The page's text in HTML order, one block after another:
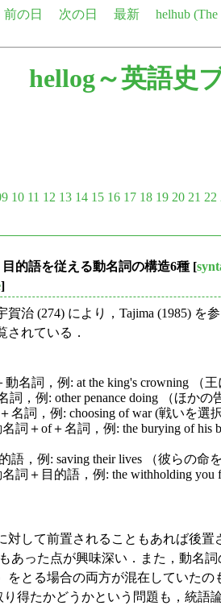
前の日 次の日 最新
helhub
hellog～英語史
10 11 12 13 14 15 16 17 18 19 20 21 22
目的語を従える動名詞の構造6種 [
]
治 (274) により，Tajima (1985) を
されている．
名詞，例: at the king's crowning （
，例: other penance doing （ほかの
詞，例: choosing of war (戦いを選
＋of＋名詞，例: the burying of his
，例: saving their lives （彼らの命
詞＋目的語，例: the withholding you
して前置されることもあれば後置
あった点が興味深い．また，動名
をとる場合の両方が混在していた
り得たかどうかという問題も，統語